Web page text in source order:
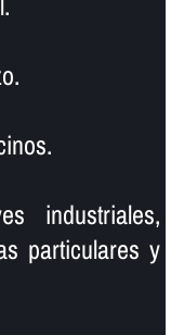
industriales,
particulares y